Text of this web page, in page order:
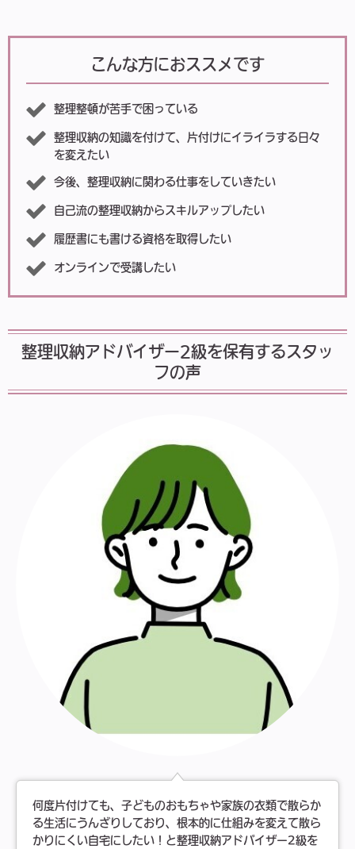
こんな方におススメです
整理整頓が苦手で困っている
整理収納の知識を付けて、片付けにイライラする日々
を変えたい
今後、整理収納に関わる仕事をしていきたい
自己流の整理収納からスキルアップしたい
履歴書にも書ける資格を取得したい
オンラインで受講したい
整理収納アドバイザー2級を保有するスタッ
フの声
何度片付けても、子どものおもちゃや家族の衣類で散らか
る生活にうんざりしており、根本的に仕組みを変えて散ら
かりにくい自宅にしたい！と整理収納アドバイザー2級を